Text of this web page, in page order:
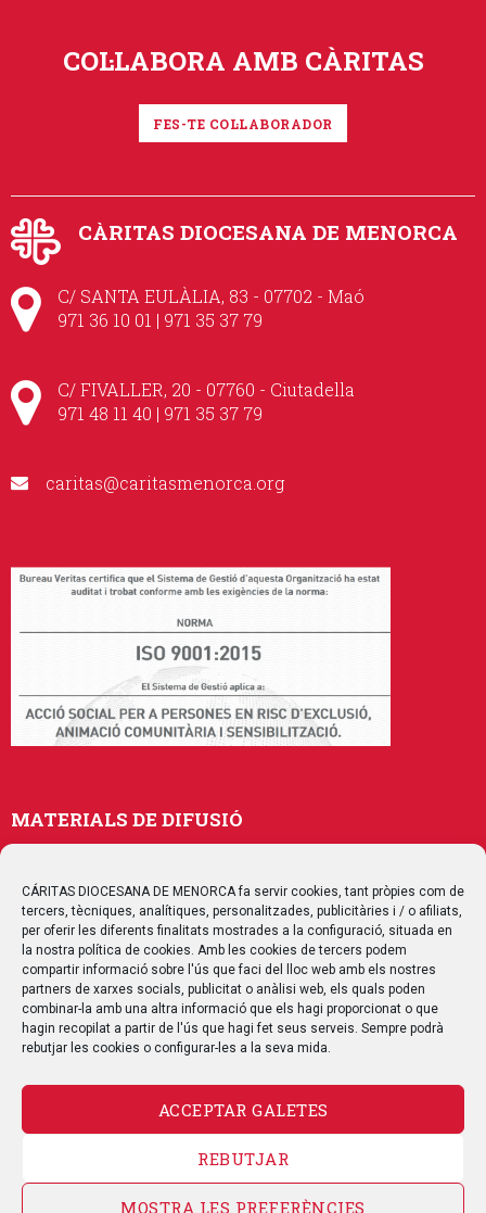
CÁRITAS DIOCESANA DE MENORCA fa servir cookies, tant pròpies com de
tercers, tècniques, analítiques, personalitzades, publicitàries i / o afiliats,
per oferir les diferents finalitats mostrades a la configuració, situada en
la nostra política de cookies. Amb les cookies de tercers podem
compartir informació sobre l'ús que faci del lloc web amb els nostres
partners de xarxes socials, publicitat o anàlisi web, els quals poden
combinar-la amb una altra informació que els hagi proporcionat o que
hagin recopilat a partir de l'ús que hagi fet seus serveis. Sempre podrà
rebutjar les cookies o configurar-les a la seva mida.
ACCEPTAR GALETES
REBUTJAR
MOSTRA LES PREFERÈNCIES
COL·LABORA AMB CÀRITAS
FES-TE COL·LABORADOR
CÀRITAS DIOCESANA DE MENORCA
C/ SANTA EULÀLIA, 83 - 07702 - Maó
971 36 10 01 | 971 35 37 79
C/ FIVALLER, 20 - 07760 - Ciutadella
971 48 11 40 | 971 35 37 79
caritas@caritasmenorca.org
MATERIALS DE DIFUSIÓ
Publicacions
Multimedia
SEGUEIX-NOS
POLÍTICA DE PRIVACITAT
POLÍTICA DE QUALITAT MAPA WEB CANAL DE DENÚNCIA